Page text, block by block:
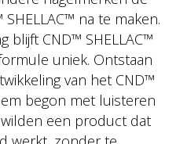
na te maken.
blijft CND™ SHELLAC™
uniek. Ontstaan
van het CND™
begon met luisteren
een product dat